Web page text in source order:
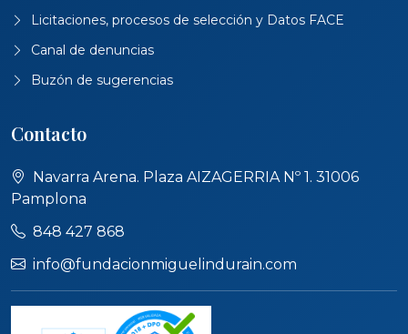
Licitaciones, procesos de selección y Datos FACE
Canal de denuncias
Buzón de sugerencias
Contacto
Navarra Arena. Plaza AIZAGERRIA Nº 1. 31006
Pamplona
848 427 868
info@fundacionmiguelindurain.com